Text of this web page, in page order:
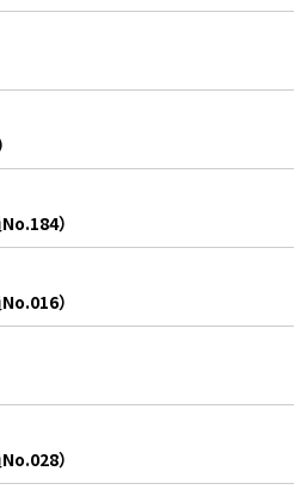
）
）
）